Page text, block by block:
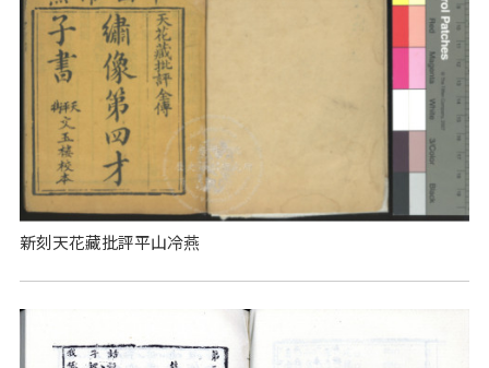
新刻天花藏批評平山冷燕